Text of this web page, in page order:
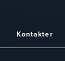
Kontakter